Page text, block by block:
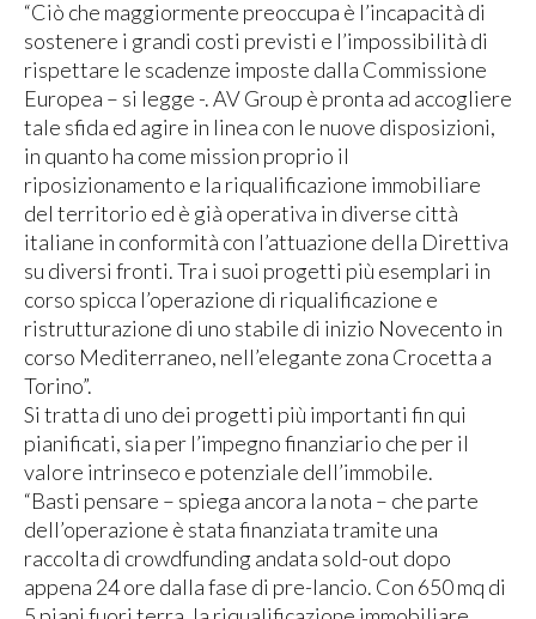
“Ciò che maggiormente preoccupa è l’incapacità di
sostenere i grandi costi previsti e l’impossibilità di
rispettare le scadenze imposte dalla Commissione
Europea – si legge -. AV Group è pronta ad accogliere
tale sfida ed agire in linea con le nuove disposizioni,
in quanto ha come mission proprio il
riposizionamento e la riqualificazione immobiliare
del territorio ed è già operativa in diverse città
italiane in conformità con l’attuazione della Direttiva
su diversi fronti. Tra i suoi progetti più esemplari in
corso spicca l’operazione di riqualificazione e
ristrutturazione di uno stabile di inizio Novecento in
corso Mediterraneo, nell’elegante zona Crocetta a
Torino”.
Si tratta di uno dei progetti più importanti fin qui
pianificati, sia per l’impegno finanziario che per il
valore intrinseco e potenziale dell’immobile.
“Basti pensare – spiega ancora la nota – che parte
dell’operazione è stata finanziata tramite una
raccolta di crowdfunding andata sold-out dopo
appena 24 ore dalla fase di pre-lancio. Con 650 mq di